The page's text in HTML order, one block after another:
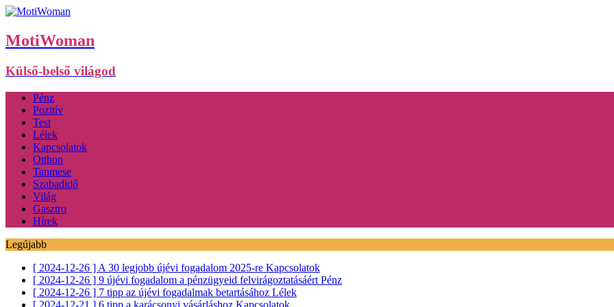
MotiWoman
Külső-belső világod
Pénz
Pozitív
Test
Lélek
Kapcsolatok
Otthon
Tanmese
Szabadidő
Világ
Gasztro
Hírek
Legújabb
[ 2024-12-26 ] A 30 legjobb újévi fogadalom 2025-re Kapcsolatok
[ 2024-12-26 ] 9 újévi fogadalom a pénzügyeid felvirágoztatásáért Pénz
[ 2024-12-26 ] 7 tipp az újévi fogadalmak betartásához Lélek
[ 2024-12-21 ] 6 tipp a karácsonyi vásárláshoz Kapcsolatok